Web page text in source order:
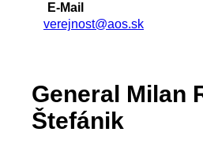
E-Mail
verejnost@aos.sk
General Milan
Štefánik